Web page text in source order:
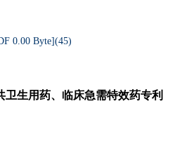
0.00 Byte](45)
卫生用药、临床急需特效药专利